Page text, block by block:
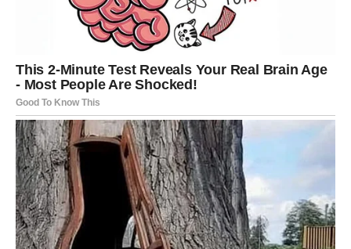
Druga polovina maja donosi vam posebne susrete i
zanimljive razgovore. Neko će pokazati emocije koje
partnerom može postati mnogo jači i iskreniji. Mnogi
problemi će se riješiti razgovorom i razumijevanjem.
Osim ljubavi, Vage očekuju i lijepe vijesti vezane za posao
ili novac. Moguća je nova poslovna prilika ili pomoć osobe
od koje to niste očekivali. Sve će vam nekako dolaziti u
pravo vrijeme.
Ono što je najvažnije jeste da ćete osjetiti unutrašnji mir.